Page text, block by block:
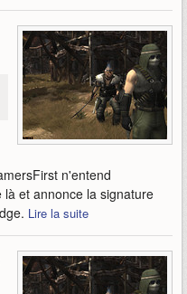
n'entend
et annonce la signature
Lire la suite